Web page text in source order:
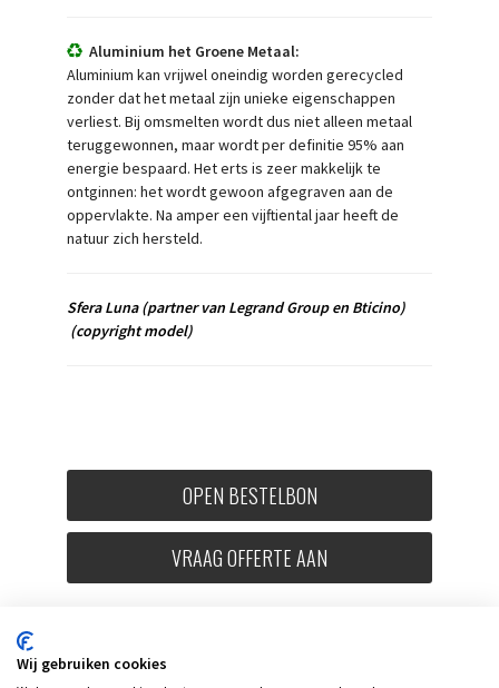
Aluminium het Groene Metaal:
Aluminium kan vrijwel oneindig worden gerecycled
zonder dat het metaal zijn unieke eigenschappen
verliest. Bij omsmelten wordt dus niet alleen metaal
teruggewonnen, maar wordt per definitie 95% aan
energie bespaard. Het erts is zeer makkelijk te
ontginnen: het wordt gewoon afgegraven aan de
oppervlakte. Na amper een vijftiental jaar heeft de
natuur zich hersteld.
Sfera Luna(partner van Legrand Group en Bticino)
(copyright model)
OPEN BESTELBON
VRAAG OFFERTE AAN
Wij gebruiken cookies